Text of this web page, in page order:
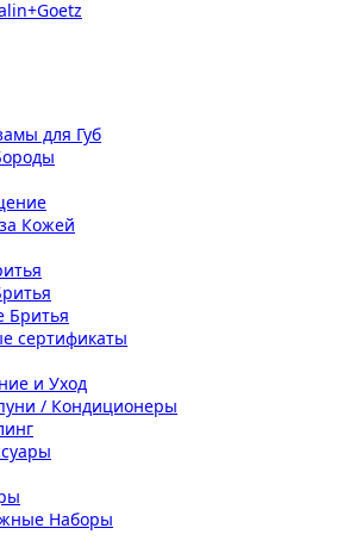
для Губ
Кожей
Бритья
сертификаты
и Уход
/ Кондиционеры
Наборы